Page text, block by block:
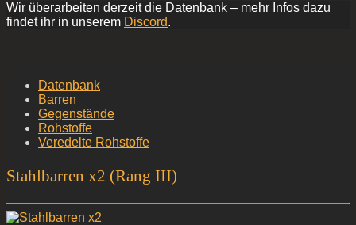
Wir überarbeiten derzeit die Datenbank – mehr Infos dazu
findet ihr in unserem Discord.
Datenbank
Barren
Gegenstände
Rohstoffe
Veredelte Rohstoffe
Stahlbarren x2 (Rang III)